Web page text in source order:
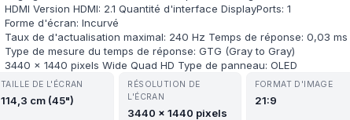
HDMI Version HDMI: 2.1 Quantité d'interface DisplayPorts: 1
Forme d'écran: Incurvé
Taux de d'actualisation maximal: 240 Hz Temps de réponse: 0,03 ms
Type de mesure du temps de réponse: GTG (Gray to Gray)
3440 x 1440 pixels Wide Quad HD Type de panneau: OLED
TAILLE DE L'ÉCRAN
114,3 cm (45")
RÉSOLUTION DE
L'ÉCRAN
3440 x 1440 pixels
FORMAT D'IMAGE
21:9